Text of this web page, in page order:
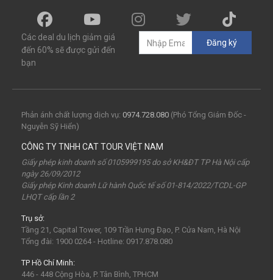
mùa đông
món ngon quà vặt
Chơi gì
câu mực đêm
Dù bay
Lặn biển
Vinpearl Cửa Hội
Nhà phao
Quê Bác
tour Cửa Lò 2 ngày 1 đêm
Tuần Châu
Tàu Hỏa
Du lịch Cửa Lò 2 ngày 1 đêm
Sài Gòn
Tết dương Mộc Châu Sapa
Yên Tử
Tam Chúc
chùa Tam Chúc
Sa Pa
30Thg4
Nha Trang
biểu tượng may mắn
con vật may mắn
osaka
du lịch Nhật Bản 7 ngày
Các deal du lịch giảm giá
đến 60% sẽ được gửi đến
bạn
Đăng ký
Phản ánh chất lượng dịch vụ: 0974.728.080 (Phó Tổng Giám Đốc -
Nguyễn Sỹ Hiển)
CÔNG TY TNHH CAT TOUR VIỆT NAM
Giấy phép kinh doanh số 0105999195 do sở KH&ĐT TP Hà Nội cấp
ngày 26/09/2012
Giấy phép Kinh doanh Lữ hành Quốc tế số 01-814/2022/TCDL-GP
LHQT cấp lần 2
Trụ sở:
Tầng 21, Capital Tower, 109 Trần Hưng Đạo, P. Cửa Nam, Hà Nội
Tổng đài: 1900 0264 - Hotline: 0917.878.080
TP Hồ Chí Minh:
446 - 448 Cộng Hòa, P. Tân Bình, TPHCM